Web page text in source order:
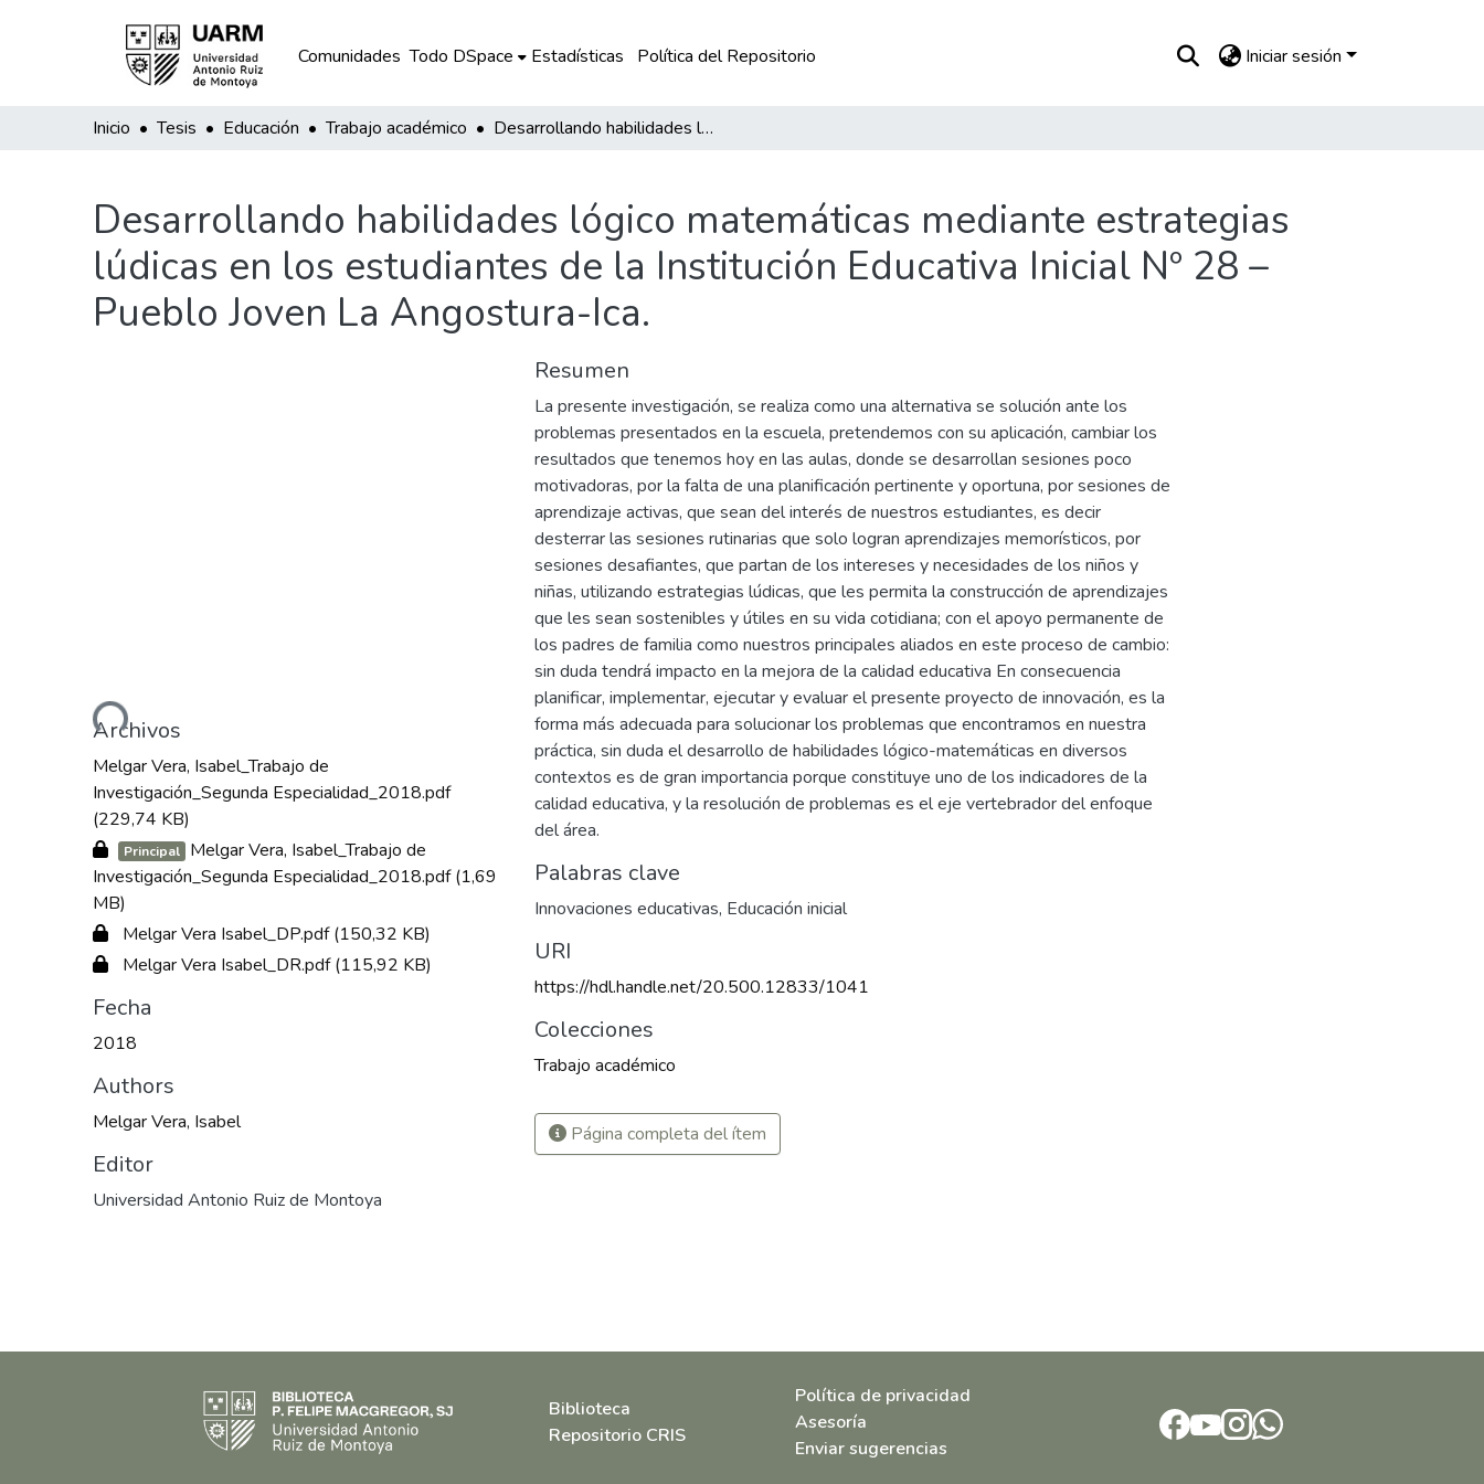
Comunidades Todo DSpace Estadísticas Política del Repositorio Iniciar sesión
Inicio Tesis Educación Trabajo académico Desarrollando habilidades lógico matemáticas mediante estrategias lúdicas en los estudiantes de la Institución Educativa Inicial Nº 28 – Pueblo Joven La Angostura-Ica.
Desarrollando habilidades lógico matemáticas mediante estrategias
lúdicas en los estudiantes de la Institución Educativa Inicial Nº 28 –
Pueblo Joven La Angostura-Ica.
Cargando...
Archivos
Melgar Vera, Isabel_Trabajo de
Investigación_Segunda Especialidad_2018.pdf
(229,74 KB)
Principal Melgar Vera, Isabel_Trabajo de
Investigación_Segunda Especialidad_2018.pdf(1,69
MB)
Melgar Vera Isabel_DP.pdf(150,32 KB)
Melgar Vera Isabel_DR.pdf(115,92 KB)
Fecha
2018
Authors
Melgar Vera, Isabel
Editor
Universidad Antonio Ruiz de Montoya
Resumen
La presente investigación, se realiza como una alternativa se solución ante los
problemas presentados en la escuela, pretendemos con su aplicación, cambiar los
resultados que tenemos hoy en las aulas, donde se desarrollan sesiones poco
motivadoras, por la falta de una planificación pertinente y oportuna, por sesiones de
aprendizaje activas, que sean del interés de nuestros estudiantes, es decir
desterrar las sesiones rutinarias que solo logran aprendizajes memorísticos, por
sesiones desafiantes, que partan de los intereses y necesidades de los niños y
niñas, utilizando estrategias lúdicas, que les permita la construcción de aprendizajes
que les sean sostenibles y útiles en su vida cotidiana; con el apoyo permanente de
los padres de familia como nuestros principales aliados en este proceso de cambio:
sin duda tendrá impacto en la mejora de la calidad educativa En consecuencia
planificar, implementar, ejecutar y evaluar el presente proyecto de innovación, es la
forma más adecuada para solucionar los problemas que encontramos en nuestra
práctica, sin duda el desarrollo de habilidades lógico-matemáticas en diversos
contextos es de gran importancia porque constituye uno de los indicadores de la
calidad educativa, y la resolución de problemas es el eje vertebrador del enfoque
del área.
Palabras clave
Innovaciones educativas, Educación inicial
URI
https://hdl.handle.net/20.500.12833/1041
Colecciones
Trabajo académico
Página completa del ítem
Biblioteca
Repositorio CRIS
Política de privacidad
Asesoría
Enviar sugerencias